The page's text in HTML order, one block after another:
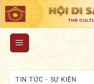
Skip
to
content
TIN TỨC - SỰ KIỆN